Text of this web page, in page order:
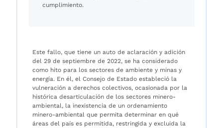
cumplimiento.
Este fallo, que tiene un auto de aclaración y adición
del 29 de septiembre de 2022, se ha considerado
como hito para los sectores de ambiente y minas y
energía. En él, el Consejo de Estado estableció la
vulneración a derechos colectivos, ocasionada por la
histórica desarticulación de los sectores minero-
ambiental, la inexistencia de un ordenamiento
minero-ambiental que permita determinar en qué
áreas del país es permitida, restringida y excluida la